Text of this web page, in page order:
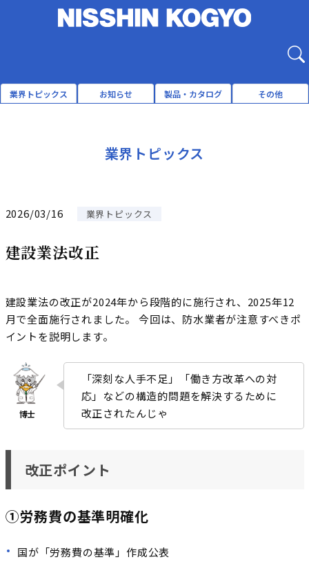
業界トピックス お知らせ 製品・カタログ その他
業界トピックス
2026/03/16 業界トピックス
建設業法改正
建設業法の改正が2024年から段階的に施行され、2025年12
月で全面施行されました。 今回は、防水業者が注意すべきポ
イントを説明します。
「深刻な人手不足」「働き方改革への対
応」などの構造的問題を解決するために
改正されたんじゃ
改正ポイント
①労務費の基準明確化
国が「労務費の基準」作成公表